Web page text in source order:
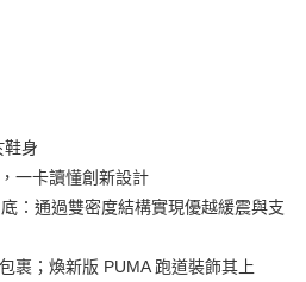
FPS
費優惠
或以上免運費
鞋身
一卡讀懂創新設計
：通過雙密度結構實現優越緩震與支
裹；煥新版 PUMA 跑道裝飾其上